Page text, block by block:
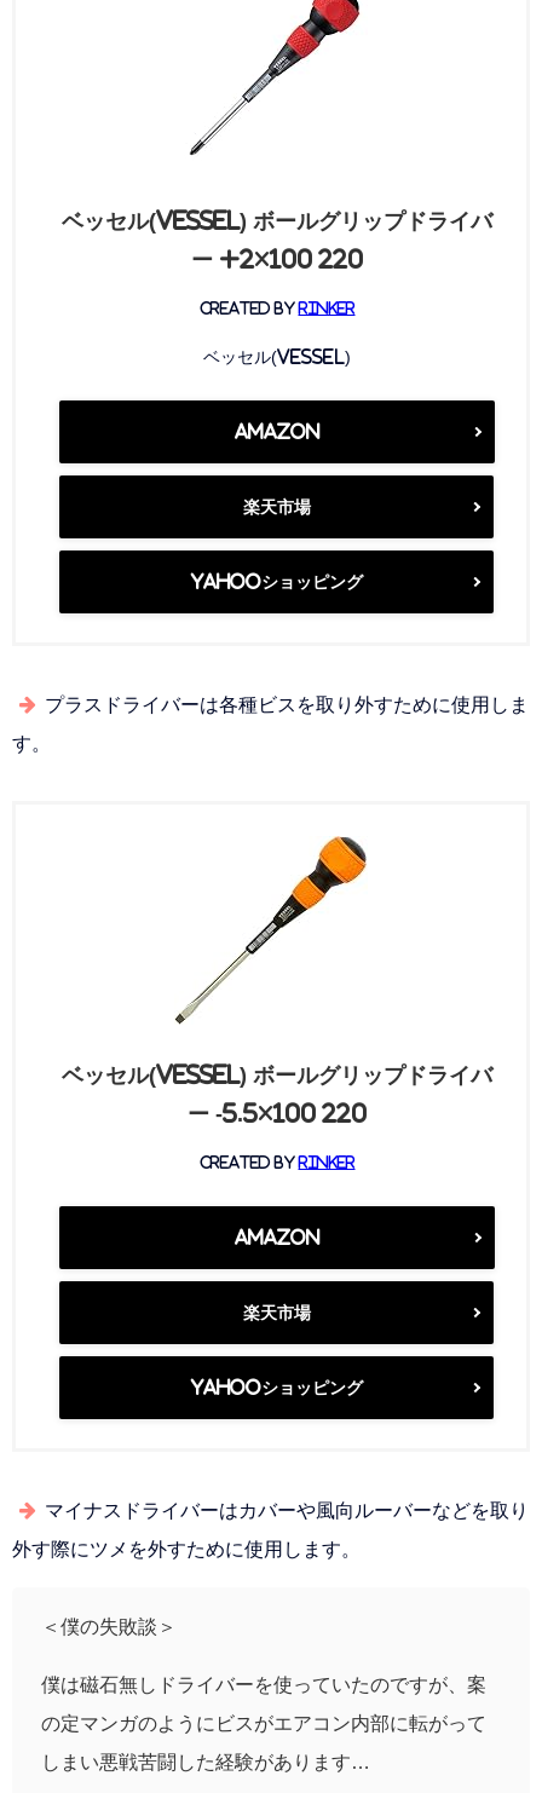
ベッセル(VESSEL) ボールグリップドライバ
ー +2×100 220
created by Rinker
ベッセル(VESSEL)
Amazon
楽天市場
Yahooショッピング
プラスドライバーは各種ビスを取り外すために使用しま
す。
ベッセル(VESSEL) ボールグリップドライバ
ー -5.5×100 220
created by Rinker
Amazon
楽天市場
Yahooショッピング
マイナスドライバーはカバーや風向ルーバーなどを取り
外す際にツメを外すために使用します。
＜僕の失敗談＞
僕は磁石無しドライバーを使っていたのですが、案
の定マンガのようにビスがエアコン内部に転がって
しまい悪戦苦闘した経験があります…